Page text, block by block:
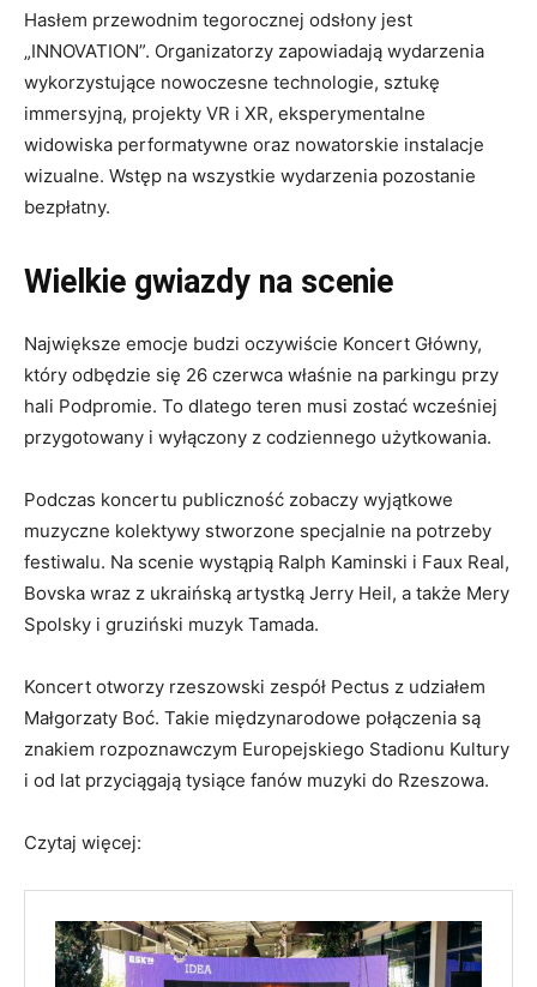
Hasłem przewodnim tegorocznej odsłony jest
„INNOVATION”. Organizatorzy zapowiadają wydarzenia
wykorzystujące nowoczesne technologie, sztukę
immersyjną, projekty VR i XR, eksperymentalne
widowiska performatywne oraz nowatorskie instalacje
wizualne. Wstęp na wszystkie wydarzenia pozostanie
bezpłatny.
Wielkie gwiazdy na scenie
Największe emocje budzi oczywiście Koncert Główny,
który odbędzie się 26 czerwca właśnie na parkingu przy
hali Podpromie. To dlatego teren musi zostać wcześniej
przygotowany i wyłączony z codziennego użytkowania.
Podczas koncertu publiczność zobaczy wyjątkowe
muzyczne kolektywy stworzone specjalnie na potrzeby
festiwalu. Na scenie wystąpią Ralph Kaminski i Faux Real,
Bovska wraz z ukraińską artystką Jerry Heil, a także Mery
Spolsky i gruziński muzyk Tamada.
Koncert otworzy rzeszowski zespół Pectus z udziałem
Małgorzaty Boć. Takie międzynarodowe połączenia są
znakiem rozpoznawczym Europejskiego Stadionu Kultury
i od lat przyciągają tysiące fanów muzyki do Rzeszowa.
Czytaj więcej: